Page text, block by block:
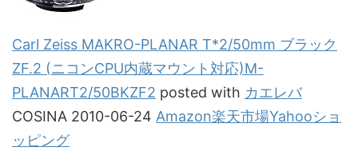
Carl Zeiss MAKRO-PLANAR T*2/50mm ブラック
ZF.2 (ニコンCPU内蔵マウント対応)M-
PLANART2/50BKZF2 posted with カエレバ
COSINA 2010-06-24 Amazon楽天市場Yahooショ
ッピング